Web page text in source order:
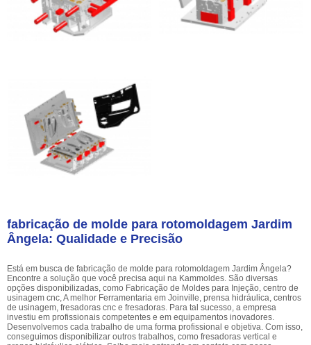
fabricação de molde para rotomoldagem Jardim
Ângela: Qualidade e Precisão
Está em busca de fabricação de molde para rotomoldagem Jardim Ângela?
Encontre a solução que você precisa aqui na Kammoldes. São diversas
opções disponibilizadas, como Fabricação de Moldes para Injeção, centro de
usinagem cnc, A melhor Ferramentaria em Joinville, prensa hidráulica, centros
de usinagem, fresadoras cnc e fresadoras. Para tal sucesso, a empresa
investiu em profissionais competentes e em equipamentos inovadores.
Desenvolvemos cada trabalho de uma forma profissional e objetiva. Com isso,
conseguimos disponibilizar outros trabalhos, como fresadoras vertical e